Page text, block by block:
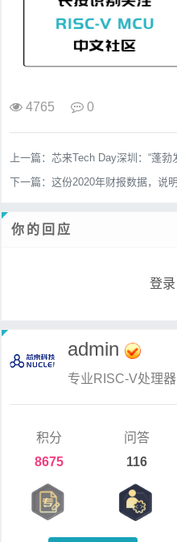
4765 0
上一篇： 芯来Tech Day深圳：“蓬勃
下一篇： 这份2020年财报数据，说
你的回应
登录
admin
专业RISC-V处理器
积分
8675
问答
116